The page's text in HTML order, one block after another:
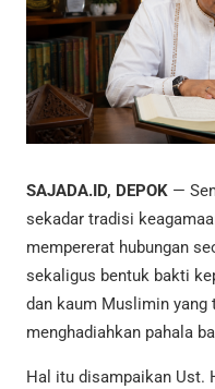
SAJADA.ID, DEPOK —
sekadar tradisi
mempererat hubungan
sekaligus bentuk bakti
dan kaum Muslimin
menghadiahkan pahala
Hal itu disampaikan Ust.